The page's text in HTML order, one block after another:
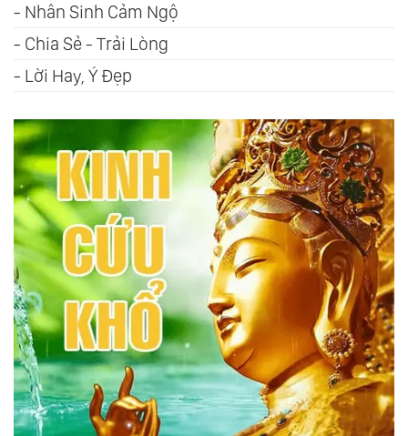
- Nhân Sinh Cảm Ngộ
- Chia Sẻ - Trải Lòng
- Lời Hay, Ý Đẹp